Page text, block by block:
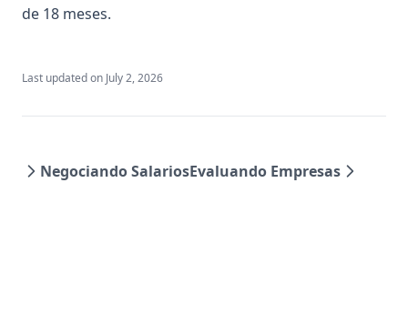
de 18 meses.
Last updated on July 2, 2026
Negociando SalariosEvaluando Empresas